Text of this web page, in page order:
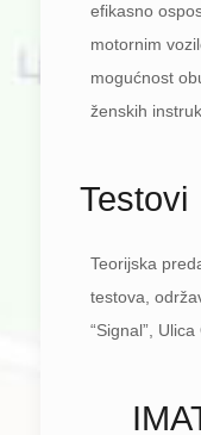
efikasno
motornim
mogućnost
ženskih
Testovi
Teorijska
testova,
“Signal”,